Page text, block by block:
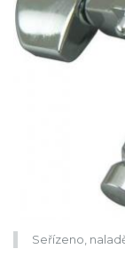
Seřízeno,